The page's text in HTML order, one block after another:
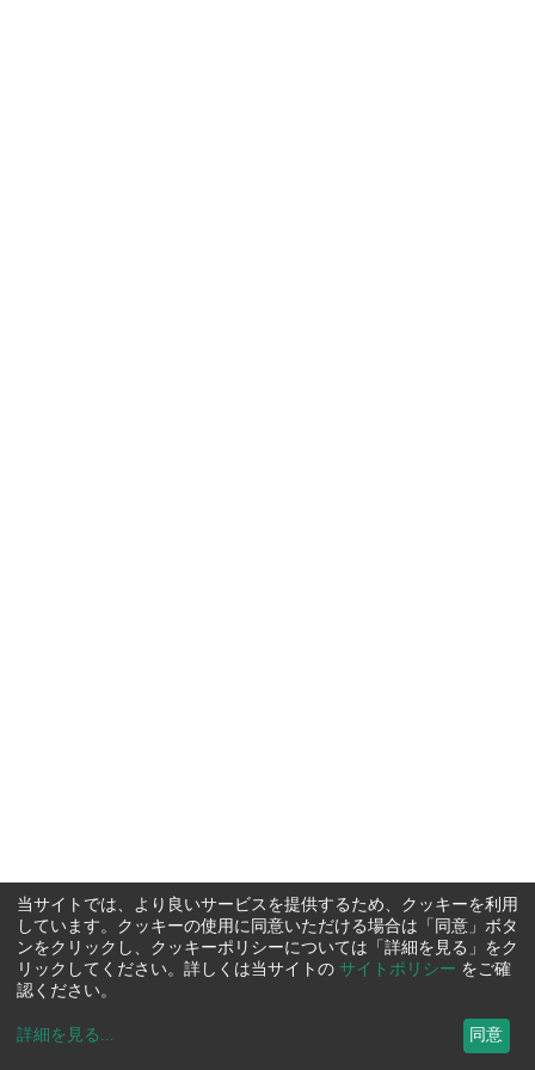
当サイトでは、より良いサービスを提供するため、クッキーを利用
しています。クッキーの使用に同意いただける場合は「同意」ボタ
ンをクリックし、クッキーポリシーについては「詳細を見る」をク
リックしてください。詳しくは当サイトの サイトポリシー をご確
認ください。
詳細を見る ... 同意